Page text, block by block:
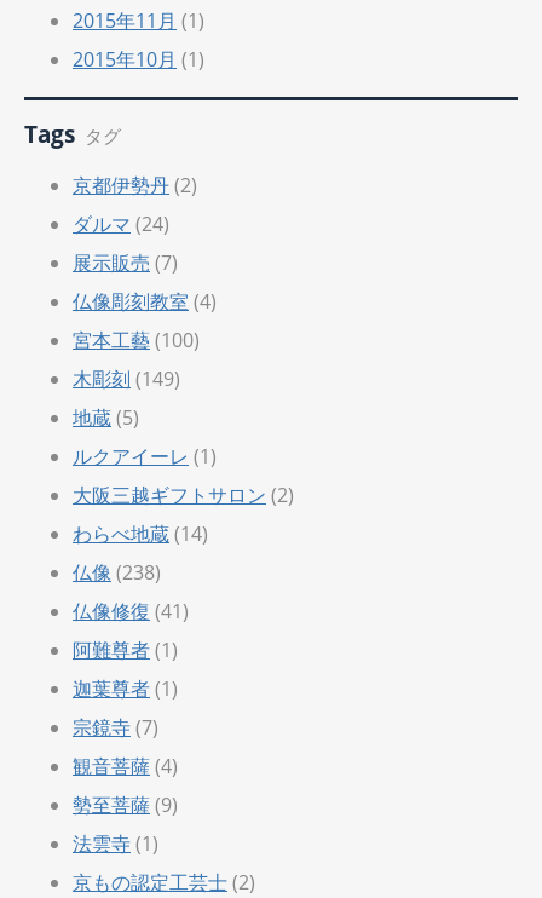
2015年11月 (1)
2015年10月 (1)
Tags タグ
京都伊勢丹(2)
ダルマ (24)
展示販売 (7)
仏像彫刻教室 (4)
宮本工藝(100)
木彫刻 (149)
地蔵(5)
ルクアイーレ (1)
大阪三越ギフトサロン (2)
わらべ地蔵(14)
仏像 (238)
仏像修復 (41)
阿難尊者(1)
迦葉尊者(1)
宗鏡寺(7)
観音菩薩(4)
勢至菩薩(9)
法雲寺(1)
京もの認定工芸士(2)